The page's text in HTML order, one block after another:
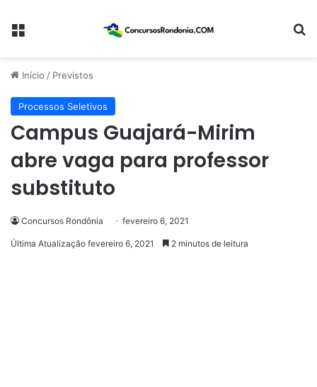
Menu
Início / Previstos
Processos Seletivos
Campus Guajará-Mirim
abre vaga para professor
substituto
Concursos Rondônia fevereiro 6, 2021
Última Atualização fevereiro 6, 2021 2 minutos de leitura